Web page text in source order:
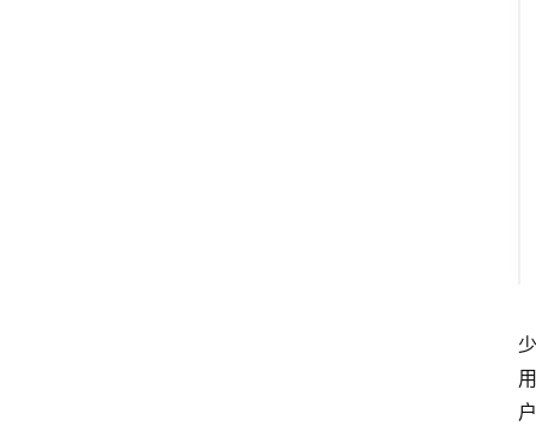
少
用
户